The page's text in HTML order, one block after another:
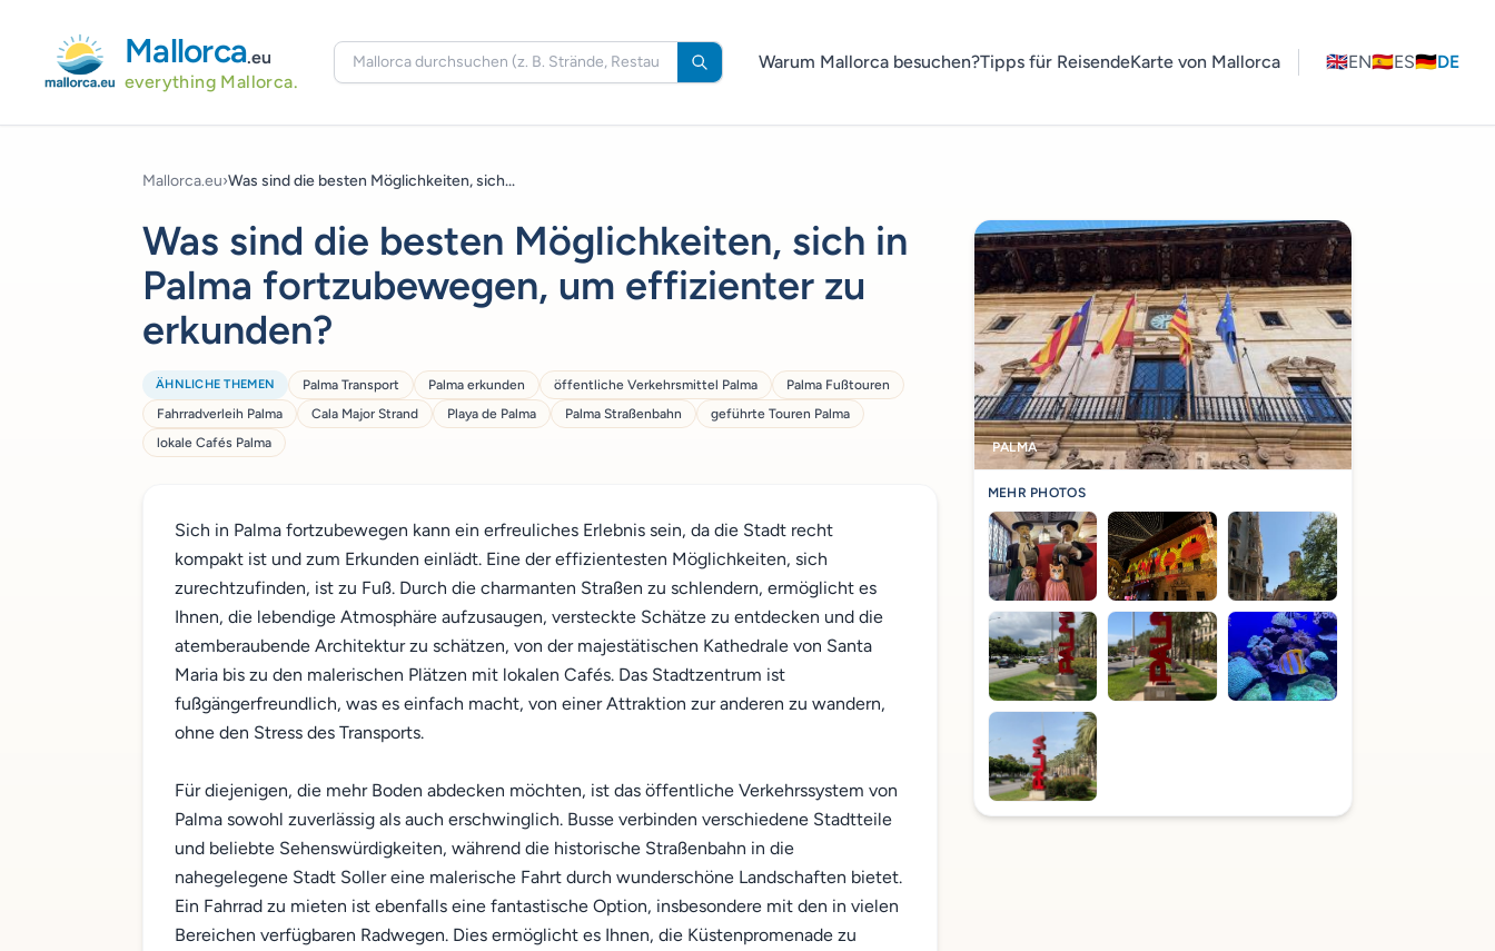
Mallorca.eu
everything Mallorca.
Warum Mallorca besuchen?Tipps für ReisendeKarte von Mallorca 🇬🇧EN🇪🇸ES🇩🇪DE
Mallorca.eu›Was sind die besten Möglichkeiten, sich...
Was sind die besten Möglichkeiten, sich in
Palma fortzubewegen, um effizienter zu
erkunden?
ÄHNLICHE THEMEN Palma Transport Palma erkunden öffentliche Verkehrsmittel Palma
Palma Fußtouren
Fahrradverleih Palma
Cala Major Strand Playa de Palma Palma Straßenbahn
geführte Touren Palma
lokale Cafés Palma
Sich in Palma fortzubewegen kann ein erfreuliches Erlebnis sein, da die Stadt recht
kompakt ist und zum Erkunden einlädt. Eine der effizientesten Möglichkeiten, sich
zurechtzufinden, ist zu Fuß. Durch die charmanten Straßen zu schlendern, ermöglicht es
Ihnen, die lebendige Atmosphäre aufzusaugen, versteckte Schätze zu entdecken und die
atemberaubende Architektur zu schätzen, von der majestätischen Kathedrale von Santa
Maria bis zu den malerischen Plätzen mit lokalen Cafés. Das Stadtzentrum ist
fußgängerfreundlich, was es einfach macht, von einer Attraktion zur anderen zu wandern,
ohne den Stress des Transports.
Für diejenigen, die mehr Boden abdecken möchten, ist das öffentliche Verkehrssystem von
Palma sowohl zuverlässig als auch erschwinglich. Busse verbinden verschiedene Stadtteile
und beliebte Sehenswürdigkeiten, während die historische Straßenbahn in die
nahegelegene Stadt Soller eine malerische Fahrt durch wunderschöne Landschaften bietet.
Ein Fahrrad zu mieten ist ebenfalls eine fantastische Option, insbesondere mit den in vielen
Bereichen verfügbaren Radwegen. Dies ermöglicht es Ihnen, die Küstenpromenade zu
PALMA
MEHR PHOTOS